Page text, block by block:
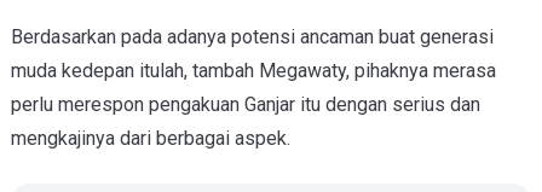
Berdasarkan pada adanya potensi ancaman buat generasi
muda kedepan itulah, tambah Megawaty, pihaknya merasa
perlu merespon pengakuan Ganjar itu dengan serius dan
mengkajinya dari berbagai aspek.